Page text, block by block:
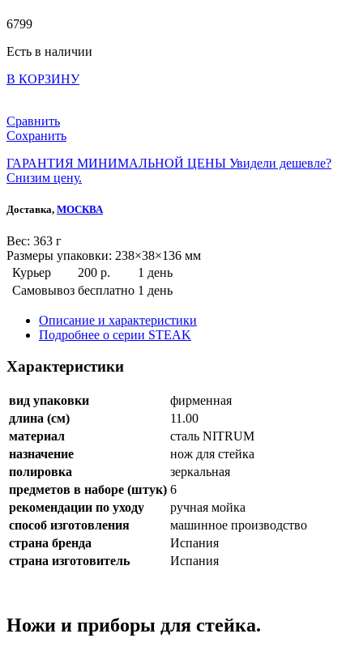
6799
Есть в наличии
В КОРЗИНУ
Сравнить
Сохранить
ГАРАНТИЯ МИНИМАЛЬНОЙ ЦЕНЫ Увидели дешевле?
Снизим цену.
Доставка, МОСКВА
Веc: 363 г
Размеры упаковки: 238×38×136 мм
Курьер
200 р.
1 день
Самовывоз бесплатно 1 день
Описание и характеристики
Подробнее о серии STEAK
Характеристики
вид упаковки
фирменная
длина (см)
11.00
материал
сталь NITRUM
назначение
нож для стейка
полировка
зеркальная
предметов в наборе (штук) 6
рекомендации по уходу
ручная мойка
способ изготовления
машинное производство
страна бренда
Испания
страна изготовитель
Испания
Ножи и приборы для стейка.